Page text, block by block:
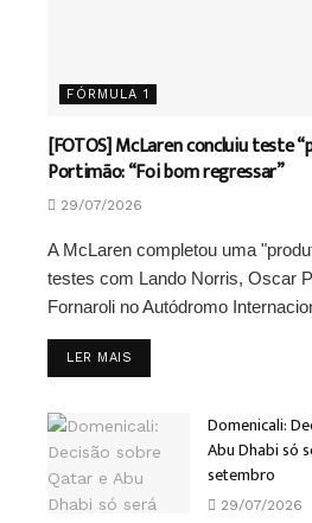
FÓRMULA 1
[FOTOS] McLaren concluiu teste
Portimão: “Foi bom regressar”
29/07/2026
A McLaren completou uma
testes com Lando Norris, Oscar
Fornaroli no Autódromo
LER MAIS
Domenicali:
Abu Dhabi só
setembro
29/07/2026